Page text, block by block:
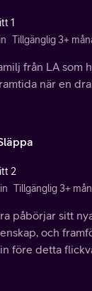
1
Tillgänglig 3+
från LA som
när en
2
Tillgänglig 3+
påbörjar sitt
och
före detta